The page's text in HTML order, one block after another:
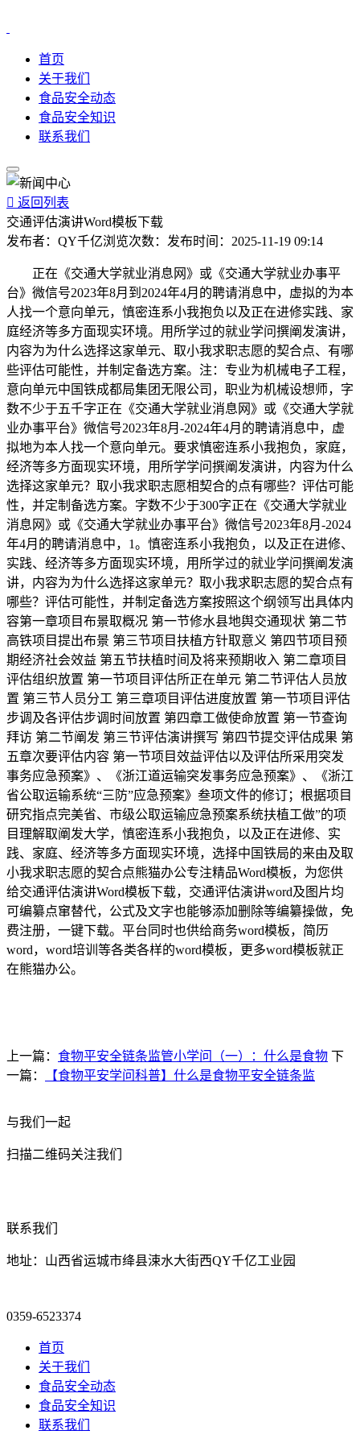
首页
关于我们
食品安全动态
食品安全知识
联系我们
 返回列表
交通评估演讲Word模板下载
发布者： QY千亿浏览次数： 发布时间： 2025-11-19 09:14
正在《交通大学就业消息网》或《交通大学就业办事平
台》微信号2023年8月到2024年4月的聘请消息中，虚拟的为本
人找一个意向单元，慎密连系小我抱负以及正在进修实践、家
庭经济等多方面现实环境。用所学过的就业学问撰阐发演讲，
内容为为什么选择这家单元、取小我求职志愿的契合点、有哪
些评估可能性，并制定备选方案。注：专业为机械电子工程，
意向单元中国铁成都局集团无限公司，职业为机械设想师，字
数不少于五千字正在《交通大学就业消息网》或《交通大学就
业办事平台》微信号2023年8月-2024年4月的聘请消息中，虚
拟地为本人找一个意向单元。要求慎密连系小我抱负，家庭，
经济等多方面现实环境，用所学学问撰阐发演讲，内容为什么
选择这家单元？取小我求职志愿相契合的点有哪些？评估可能
性，并定制备选方案。字数不少于300字正在《交通大学就业
消息网》或《交通大学就业办事平台》微信号2023年8月-2024
年4月的聘请消息中，1。慎密连系小我抱负，以及正在进修、
实践、经济等多方面现实环境，用所学过的就业学问撰阐发演
讲，内容为为什么选择这家单元？取小我求职志愿的契合点有
哪些？评估可能性，并制定备选方案按照这个纲领写出具体内
容第一章项目布景取概况 第一节修水县地舆交通现状 第二节
高铁项目提出布景 第三节项目扶植方针取意义 第四节项目预
期经济社会效益 第五节扶植时间及将来预期收入 第二章项目
评估组织放置 第一节项目评估所正在单元 第二节评估人员放
置 第三节人员分工 第三章项目评估进度放置 第一节项目评估
步调及各评估步调时间放置 第四章工做使命放置 第一节查询
拜访 第二节阐发 第三节评估演讲撰写 第四节提交评估成果 第
五章次要评估内容 第一节项目效益评估以及评估所采用突发
事务应急预案》、《浙江道运输突发事务应急预案》、《浙江
省公取运输系统“三防”应急预案》叁项文件的修订；根据项目
研究指点完美省、市级公取运输应急预案系统扶植工做”的项
目理解取阐发大学，慎密连系小我抱负，以及正在进修、实
践、家庭、经济等多方面现实环境，选择中国铁局的来由及取
小我求职志愿的契合点熊猫办公专注精品Word模板，为您供
给交通评估演讲Word模板下载，交通评估演讲word及图片均
可编纂点窜替代，公式及文字也能够添加删除等编纂操做，免
费注册，一键下载。平台同时也供给商务word模板，简历
word，word培训等各类各样的word模板，更多word模板就正
在熊猫办公。
上一篇： 食物平安全链条监管小学问（一）：什么是食物 下
一篇：
【食物平安学问科普】什么是食物平安全链条监
与我们一起
扫描二维码关注我们
联系我们
地址：山西省运城市绛县涑水大街西QY千亿工业园
0359-6523374
首页
关于我们
食品安全动态
食品安全知识
联系我们